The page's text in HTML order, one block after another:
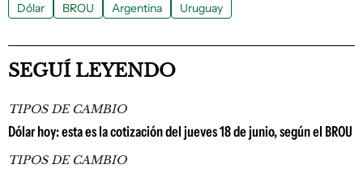
Dólar BROU Argentina Uruguay
SEGUÍ LEYENDO
TIPOS DE CAMBIO
Dólar hoy: esta es la cotización del jueves 18 de junio, según el BROU
TIPOS DE CAMBIO